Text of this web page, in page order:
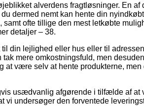
alverdens fragtløsninger. En af
dermed nemt kan hente din
ofte tillige den mest letkøbte
detaljer – 38.
din lejlighed eller hus eller til
mere omkostningsfuld, men
at være selv at hente produkterne,
usædvanlig afgørende i tilfælde af at
vi undersøger den forventede